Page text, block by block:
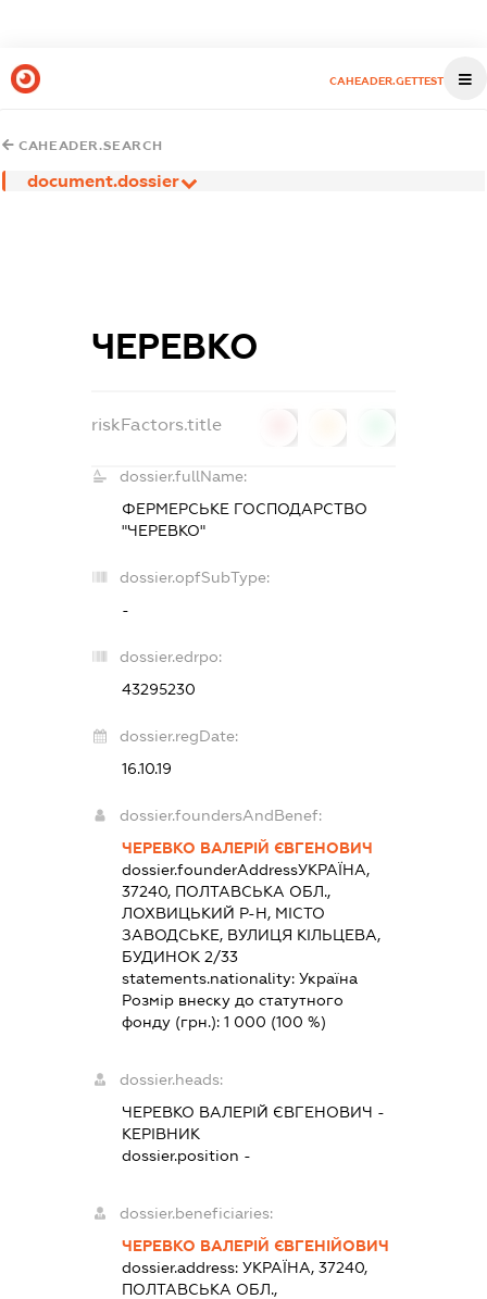
CAHEADER.GETTEST
CAHEADER.SEARCH
document.dossier
ЧЕРЕВКО
riskFactors.title
dossier.fullName:
ФЕРМЕРСЬКЕ ГОСПОДАРСТВО
"ЧЕРЕВКО"
dossier.opfSubType:
-
dossier.edrpo:
43295230
dossier.regDate:
16.10.19
dossier.foundersAndBenef:
ЧЕРЕВКО ВАЛЕРІЙ ЄВГЕНОВИЧ
dossier.founderAddressУКРАЇНА,
37240, ПОЛТАВСЬКА ОБЛ.,
ЛОХВИЦЬКИЙ Р-Н, МІСТО
ЗАВОДСЬКЕ, ВУЛИЦЯ КІЛЬЦЕВА,
БУДИНОК 2/33
statements.nationality: Україна
Розмір внеску до статутного
фонду (грн.): 1 000 (100 %)
dossier.heads:
ЧЕРЕВКО ВАЛЕРІЙ ЄВГЕНОВИЧ -
КЕРІВНИК
dossier.position -
dossier.beneficiaries:
ЧЕРЕВКО ВАЛЕРІЙ ЄВГЕНІЙОВИЧ
dossier.address: УКРАЇНА, 37240,
ПОЛТАВСЬКА ОБЛ.,